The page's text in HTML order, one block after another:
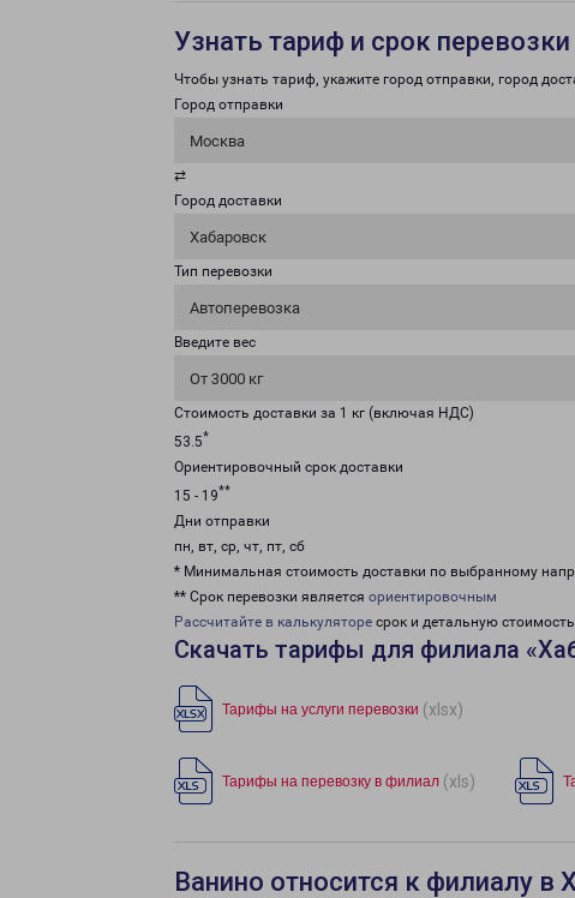
Узнать тариф и срок перевозки
Чтобы узнать тариф, укажите город отправки, город
Город отправки
Москва
⇄
Город доставки
Хабаровск
Тип перевозки
Автоперевозка
Введите вес
От 3000 кг
Стоимость доставки за 1 кг (включая НДС)
53.5*
Ориентировочный срок доставки
15 - 19**
Дни отправки
пн, вт, ср, чт, пт, сб
* Минимальная стоимость доставки по выбранному
** Срок перевозки является ориентировочным
Рассчитайте в калькуляторе срок и детальную
Скачать тарифы для филиала
Тарифы на услуги перевозки (xlsx)
Тарифы на перевозку в филиал (xls)
Ванино относится к филиалу в